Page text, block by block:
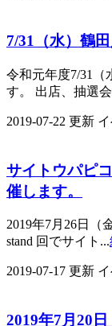
7/31（水）鶴
令和元年度7/31（
す。 出店、抽選
2019-07-22 更新
サイトウパピ
催します。
2019年7月26日（
stand 回でサイト...
2019-07-17 更新
2019年7月20